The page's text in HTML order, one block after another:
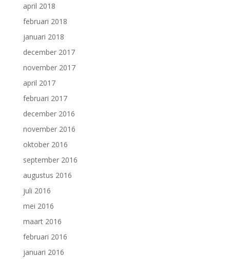
april 2018
februari 2018
januari 2018
december 2017
november 2017
april 2017
februari 2017
december 2016
november 2016
oktober 2016
september 2016
augustus 2016
juli 2016
mei 2016
maart 2016
februari 2016
januari 2016